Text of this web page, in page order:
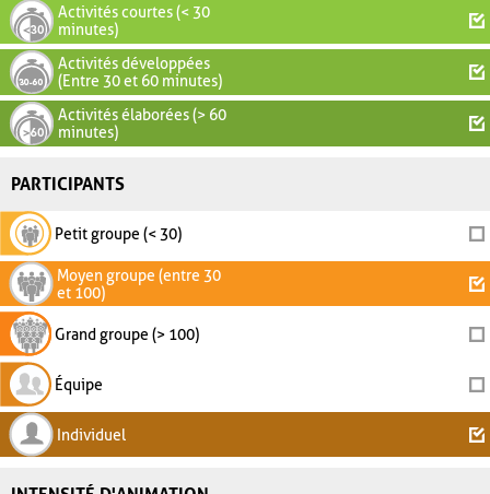
Activités courtes (< 30
minutes)
Activités développées
(Entre 30 et 60 minutes)
Activités élaborées (> 60
minutes)
PARTICIPANTS
Petit groupe (< 30)
Moyen groupe (entre 30
et 100)
Grand groupe (> 100)
Équipe
Individuel